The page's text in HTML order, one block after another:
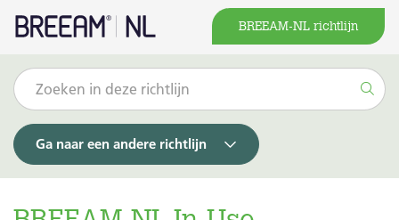
BREEAM-NL richtlijn
Ga naar een andere richtlijn